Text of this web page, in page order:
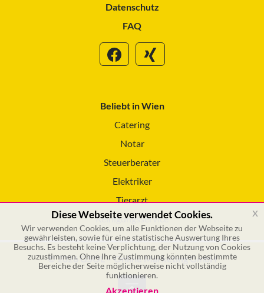
Datenschutz
FAQ
Beliebt in Wien
Catering
Notar
Steuerberater
Elektriker
Tierarzt
Reinigungsservice
© 2026 GSOL – Online Marketing GmbH
Diese Webseite verwendet Cookies.
Wir verwenden Cookies, um alle Funktionen der Webseite zu
gewährleisten, sowie für eine statistische Auswertung Ihres
Besuchs. Es besteht keine Verplichtung, der Nutzung von Cookies
zuzustimmen. Ohne Ihre Zustimmung könnten bestimmte
Bereiche der Seite möglicherweise nicht vollständig
funktionieren.
Akzeptieren
x